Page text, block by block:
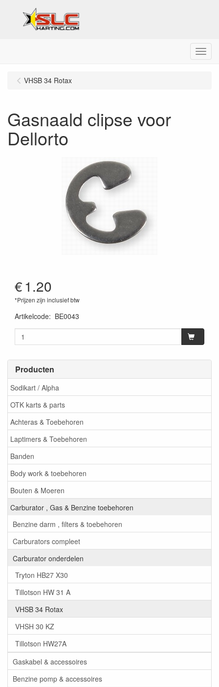
Menu
Producten
Sodikart / Alpha
OTK karts & parts
Achteras & Toebehoren
Laptimers & Toebehoren
Banden
Body work & toebehoren
Bouten & Moeren
Carburator , Gas & Benzine toebehoren
Benzine darm , filters & toebehoren
Carburators compleet
Carburator onderdelen
Tryton HB27 X30
Tillotson HW 31 A
VHSB 34 Rotax
VHSH 30 KZ
Tillotson HW27A
Gaskabel & accessoires
Benzine pomp & accessoires
VHSB 34 Rotax
Gasnaald clipse voor
Dellorto
€1.20
*Prijzen zijn inclusief btw
Artikelcode: BE0043